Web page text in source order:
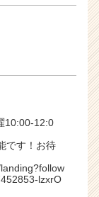
10:00-12:0
です！お待
lzxrO